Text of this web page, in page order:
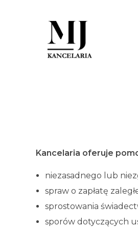
Kancelaria oferuje
niezasadnego lub
spraw o zapłatę
sprostowania
sporów dotyczących